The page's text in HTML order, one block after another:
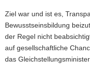
Ziel war und ist es,
Bewusstseinsbildung
der Regel nicht
auf gesellschaftliche
das